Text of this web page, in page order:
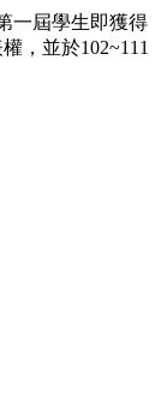
一屆學生即獲得
，並於102~111